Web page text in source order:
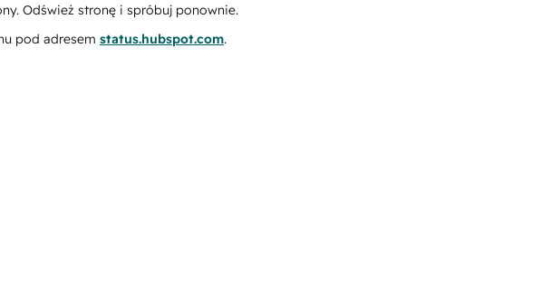
Odśwież stronę i spróbuj ponownie.
pod adresem status.hubspot.com.